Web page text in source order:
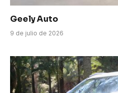
Geely Auto
9 de julio de 2026